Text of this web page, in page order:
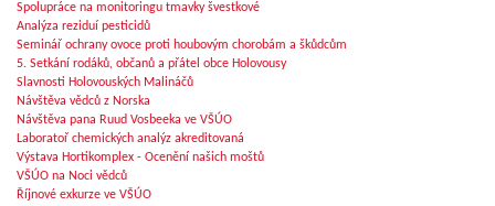
Spolupráce na monitoringu tmavky švestkové
Analýza reziduí pesticidů
Seminář ochrany ovoce proti houbovým chorobám a škůdcům
5. Setkání rodáků, občanů a přátel obce Holovousy
Slavnosti Holovouských Malináčů
Návštěva vědců z Norska
Návštěva pana Ruud Vosbeeka ve VŠÚO
Laboratoř chemických analýz akreditovaná
Výstava Hortikomplex - Ocenění našich moštů
VŠÚO na Noci vědců
Říjnové exkurze ve VŠÚO